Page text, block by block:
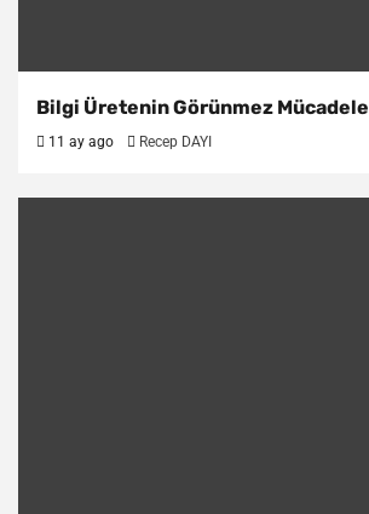
Bilgi Üretenin Görünmez
11 ay ago Recep DAYI